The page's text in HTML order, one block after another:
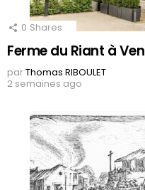
0 Shares
Ferme du Riant à
parThomas RIBOULET
2 semaines ago